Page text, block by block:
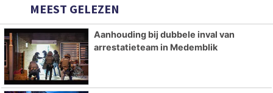
MEEST GELEZEN
Aanhouding bij dubbele inval van
arrestatieteam in Medemblik